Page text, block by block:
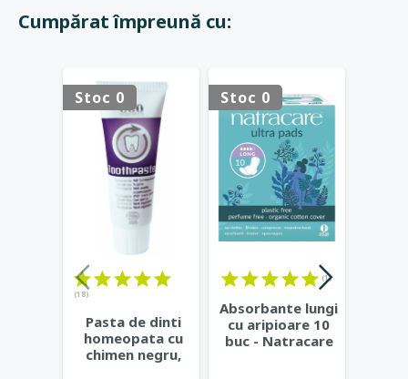
Cumpărat împreună cu:
Stoc 0
(18)
Pasta de dinti
homeopata cu
chimen negru,
Stoc 0
(1)
Absorbante lungi
cu aripioare 10
buc - Natracare